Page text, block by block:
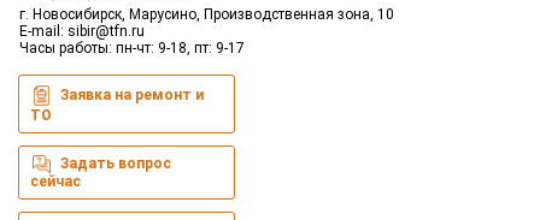
г. Новосибирск, Марусино, Производственная зона, 10
E-mail: sibir@tfn.ru
Часы работы: пн-чт: 9-18, пт: 9-17
Заявка на ремонт и
ТО
Задать вопрос
сейчас